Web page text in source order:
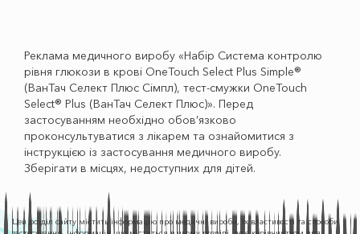
Реклама медичного виробу «Набір Система контролю
рівня глюкози в крові OneTouch Select Plus Simple®
(ВанТач Селект Плюс Сімпл), тест-смужки OneTouch
Select® Plus (ВанТач Селект Плюс)». Перед
застосуванням необхідно обов’язково
проконсультуватися з лікарем та ознайомитися з
інструкцією із застосування медичного виробу.
Зберігати в місцях, недоступних для дітей.
Цей розділ сайту містить інформацію про медичні вироби, їх властивості та способи